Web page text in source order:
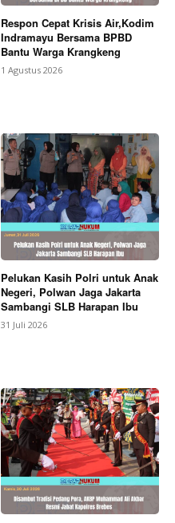
Respon Cepat Krisis Air,Kodim
Indramayu Bersama BPBD
Bantu Warga Krangkeng
1 Agustus 2026
Pelukan Kasih Polri untuk Anak
Negeri, Polwan Jaga Jakarta
Sambangi SLB Harapan Ibu
31 Juli 2026